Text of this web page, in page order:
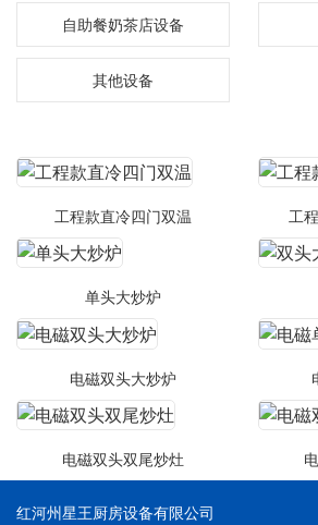
自助餐奶茶店设备
其他设备
工程款直冷四门双温 工
单头大炒炉
电磁双头大炒炉
电磁双头双尾炒灶
红河州星王厨房设备有限公司